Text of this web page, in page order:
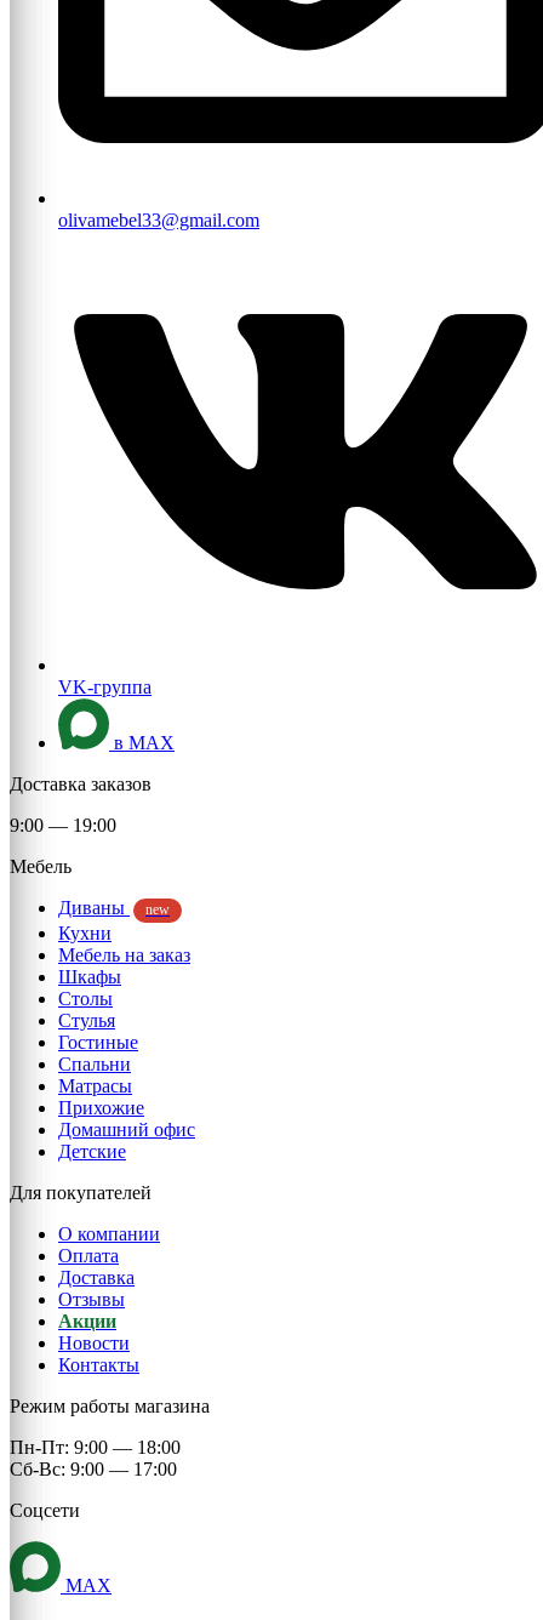
olivamebel33@gmail.com
VK-группа
в MAX
Доставка заказов
9:00 — 19:00
Мебель
Диваны
new
Кухни
Мебель на заказ
Шкафы
Столы
Стулья
Гостиные
Спальни
Матрасы
Прихожие
Домашний офис
Детские
Для покупателей
О компании
Оплата
Доставка
Отзывы
Акции
Новости
Контакты
Режим работы магазина
Пн-Пт: 9:00 — 18:00
Сб-Вс: 9:00 — 17:00
Соцсети
MAX